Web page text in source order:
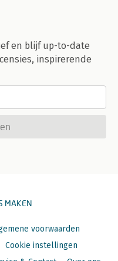
en blijf up-to-date
inspirerende
MAKEN
voorwaarden
Cookie instellingen